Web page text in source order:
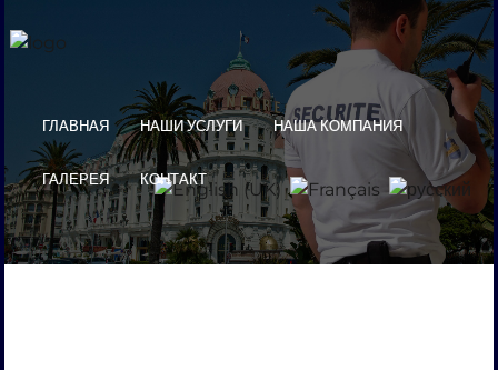
ГЛАВНАЯ НАШИ УСЛУГИ НАША КОМПАНИЯ
ГАЛЕРЕЯ КОНТАКТ